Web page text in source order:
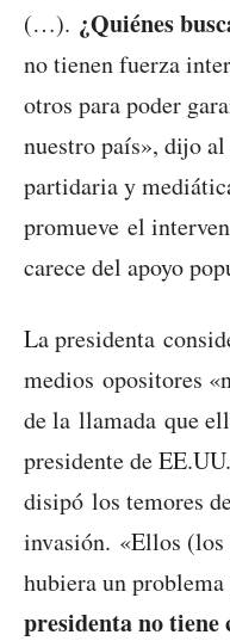
(…). ¿Quiénes
no tienen fuerza
otros para poder
nuestro país», dijo
partidaria y
promueve el
carece del apoyo
La presidenta
medios opositores
de la llamada que
presidente de
disipó los temores
invasión. «Ellos (los
hubiera un
presidenta no tiene